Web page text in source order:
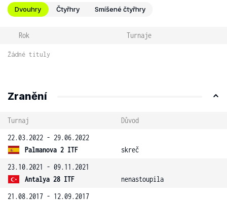
Dvouhry Čtyřhry Smíšené čtyřhry
Rok Turnaje
Žádné tituly
Zranění
Turnaj
Důvod
22.03.2022 - 29.06.2022
Palmanova 2 ITF
skreč
23.10.2021 - 09.11.2021
Antalya 28 ITF
nenastoupila
21.08.2017 - 12.09.2017